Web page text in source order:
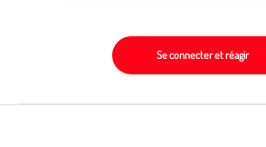
Se connecter et réagir